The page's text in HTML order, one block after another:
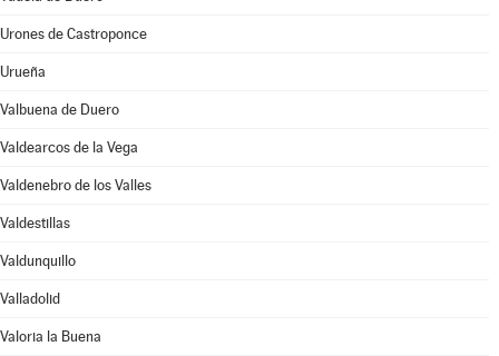
Urones de Castroponce
Urueña
Valbuena de Duero
Valdearcos de la Vega
Valdenebro de los Valles
Valdestillas
Valdunquillo
Valladolid
Valoria la Buena